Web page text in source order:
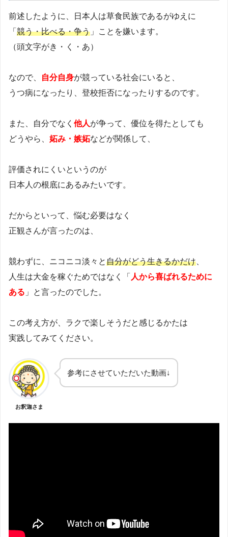
前述したように、日本人は草食民族であるがゆえに
「 競う・比べる・争う 」ことを嫌います。
（頭文字がき・く・あ）
なので、 自分自身が競っている社会にいると、
うつ病になったり、登校拒否になったりするのです。
また、自分でなく 他人が争って、優位を得たとしても
どうやら、 妬み・嫉妬などが関係して、
評価されにくいというのが
日本人の根底にあるみたいです。
だからといって、悩む必要はなく
正観さんが言ったのは、
競わずに、ニコニコ淡々と自分がどう生きるかだけ
人生は大金を稼ぐためではなく「 人から喜ばれるために
ある 」と言ったのでした。
この考え方が、ラクで楽しそうだと感じるかたは
実践してみてください。
お釈迦さま
参考にさせていただいた動画↓